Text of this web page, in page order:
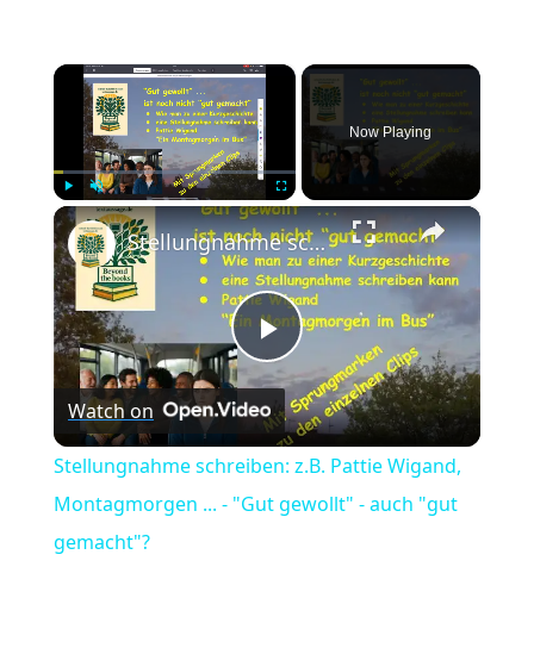
×
Play Unmute Fullscreen
Now Playing
×
Play
Video
Stellungnahme schreiben: z.B. Pattie Wigand, Montagmorgen ... - "Gut gewollt" - auch "gut gemacht"?
Watch on
Stellungnahme schreiben: z.B. Pattie Wigand,
Montagmorgen ... - "Gut gewollt" - auch "gut
gemacht"?